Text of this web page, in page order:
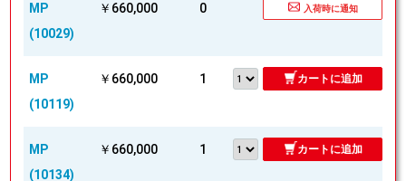
MP
(10029)
￥660,000 0 入荷時に通知
MP
(10119)
￥660,000 1 カートに追加
MP
(10134)
￥660,000 1 カートに追加